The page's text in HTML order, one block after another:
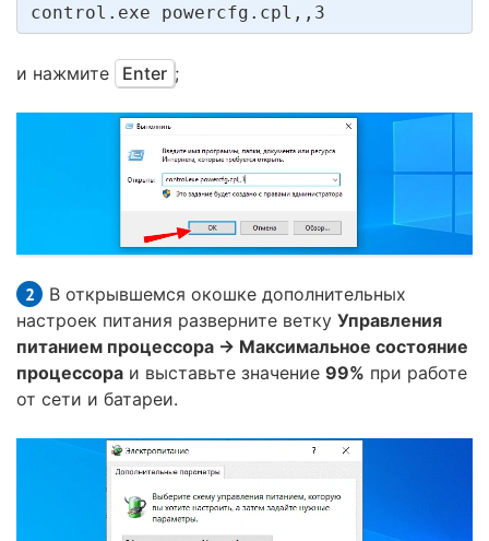
control.exe powercfg.cpl,,3
и нажмите Enter ;
В открывшемся окошке дополнительных
настроек питания разверните ветку Управления
питанием процессора → Максимальное состояние
процессора и выставьте значение 99% при работе
от сети и батареи.